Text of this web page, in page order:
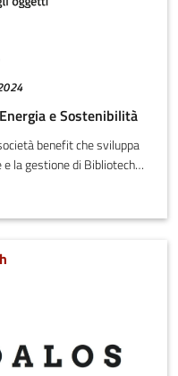
e Sostenibilità
benefit che sviluppa
la gestione di Biblioteche